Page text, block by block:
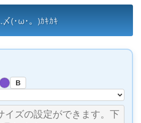
〆(･ω･。)ｶｷｶｷ
B